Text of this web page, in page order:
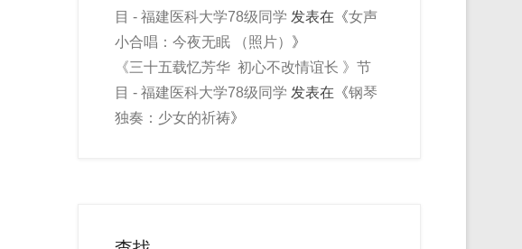
目 - 福建医科大学78级同学 发表在《女声
小合唱：今夜无眠 （照片） 》
《三十五载忆芳华 初心不改情谊长 》节
目 - 福建医科大学78级同学 发表在《钢琴
独奏：少女的祈祷》